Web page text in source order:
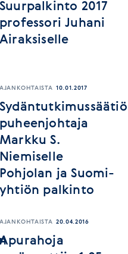
Suurpalkinto 2017
professori Juhani
Airaksiselle
AJANKOHTAISTA 10.01.2017
puheenjohtaja
Markku S.
Niemiselle
Pohjolan ja Suomi-
yhtiön palkinto
AJANKOHTAISTA 20.04.2016
Apurahoja